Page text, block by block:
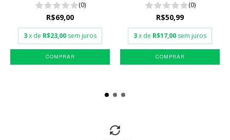
(0)
R$69,00
3x de R$23,00 sem juros
(0)
R$50,99
3x de R$17,00 sem juros